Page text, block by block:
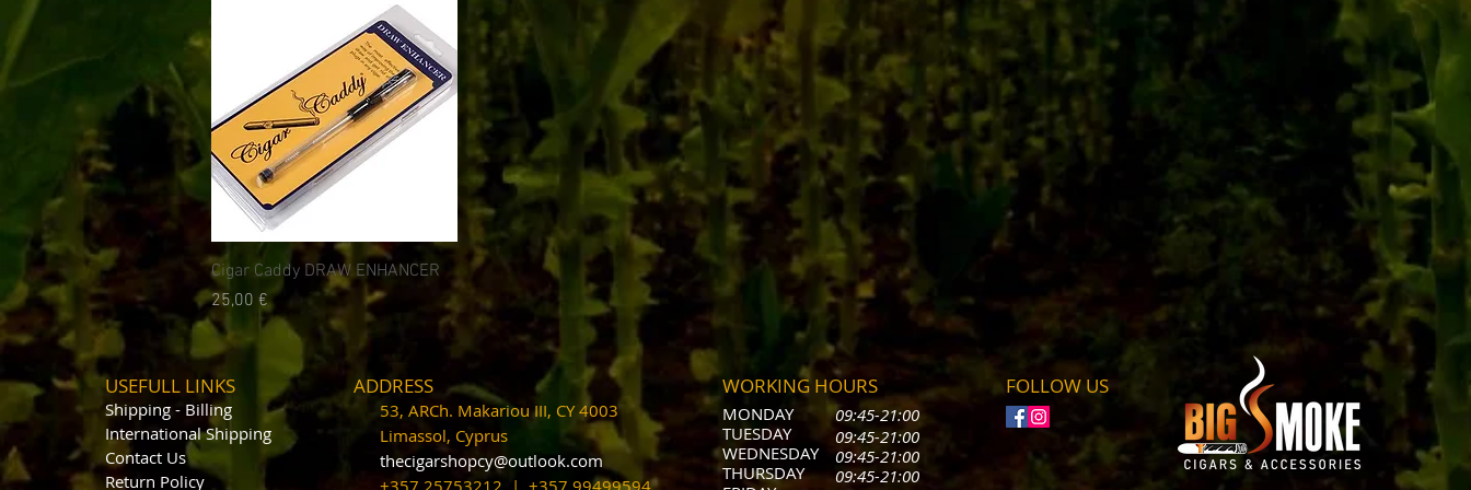
Быстрый просмотр
Cigar Caddy DRAW ENHANCER
Цена
25,00 €
USEFULL LINKS
Shipping - Billing
International Shipping
Contact Us
Return Policy
ADDRESS
53, ARCh. Makariou III, CY 4003
Limassol, Cyprus
thecigarshopcy@outlook.com
+357 25753212 | +357 99499594
FOLLOW US
WORKING HOURS
MONDAY
TUESDAY
WEDNESDAY
THURSDAY
09:45-21:00
09:45-21:00
09:45-21:00
09:45-21:00